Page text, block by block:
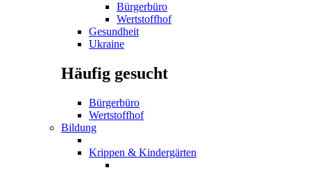
Bürgerbüro
Wertstoffhof
Gesundheit
Ukraine
Häufig gesucht
Bürgerbüro
Wertstoffhof
Bildung
Krippen & Kindergärten